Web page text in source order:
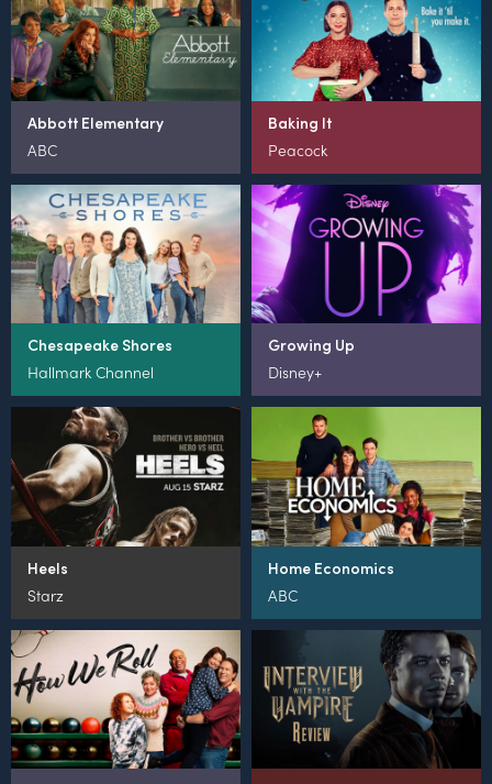
Abbott Elementary
ABC
Baking It
Peacock
Chesapeake Shores
Hallmark Channel
Growing Up
Disney+
Heels
Starz
Home Economics
ABC